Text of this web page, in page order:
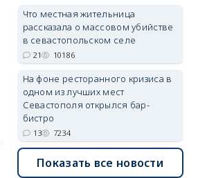
Что местная жительница
рассказала о массовом убийстве
в севастопольском селе
21 10186
На фоне ресторанного кризиса в
одном из лучших мест
Севастополя открылся бар-
бистро
13 7234
Показать все новости